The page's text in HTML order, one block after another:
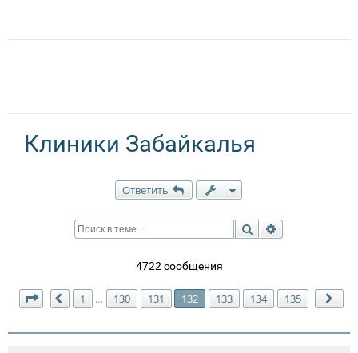
Клиники Забайкалья
Ответить
Поиск
4722 сообщения
Страница 132 из135
Пред.
1 … 130 131 132 133 134 135